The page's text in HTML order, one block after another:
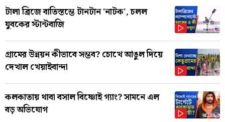
টালা ব্রিজে বাতিস্তম্ভে টানটান 'নাটক', চলল
যুবকের স্টান্টবাজি
গ্রামের উন্নয়ন কীভাবে সম্ভব? চোখে আঙুল দিয়ে
দেখাল খেয়াইবান্দা
কলকাতায় থাবা বসাল বিষ্ণোই গ্যাং? সামনে এল
বড় অভিযোগ